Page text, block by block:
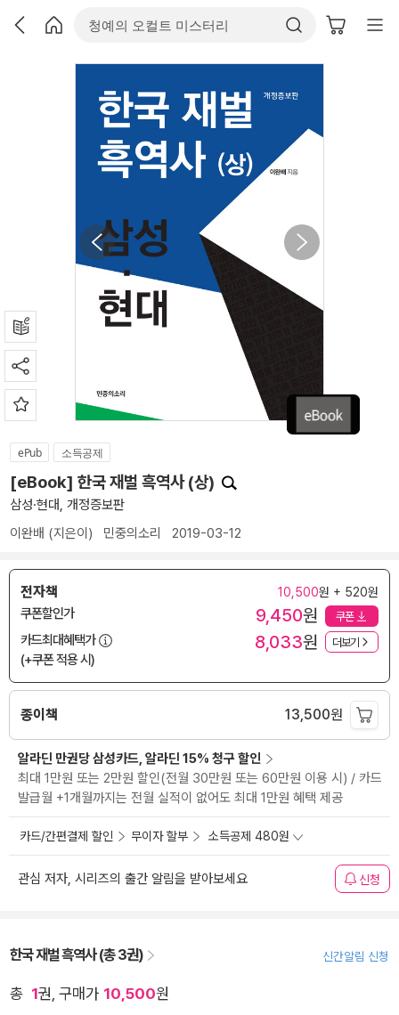
ePub 소득공제
[eBook] 한국 재벌 흑역사 (상)
삼성·현대, 개정증보판
이완배 (지은이) 민중의소리 2019-03-12
전자책 10,500원 + 520원
쿠폰할인가 9,450원 쿠폰
카드최대혜택가
(+쿠폰 적용 시)
8,033원 더보기
종이책 13,500원
알라딘 만권당 삼성카드, 알라딘 15% 청구 할인
최대 1만원 또는 2만원 할인(전월 30만원 또는 60만원 이용 시) / 카드
발급월 +1개월까지는 전월 실적이 없어도 최대 1만원 혜택 제공
카드/간편결제 할인 무이자 할부 소득공제 480원
관심 저자, 시리즈의 출간 알림을 받아보세요 신청
한국 재벌 흑역사 (총 3권) 신간알림 신청
총 1권, 구매가 10,500원